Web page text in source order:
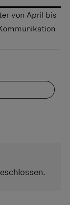
von April bis